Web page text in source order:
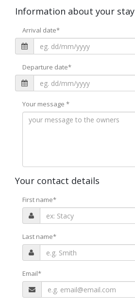
Information about your stay
Arrival date*
Departure date*
Your message *
Your contact details
First name*
Last name*
Email*